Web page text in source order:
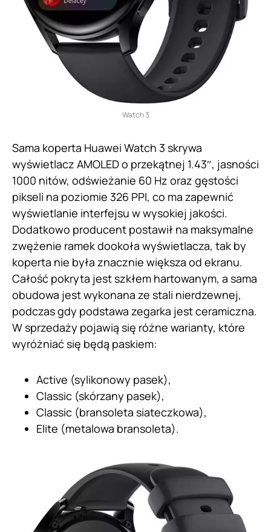
Watch 3
Sama koperta Huawei Watch 3 skrywa
wyświetlacz AMOLED o przekątnej 1.43″, jasności
1000 nitów, odświeżanie 60 Hz oraz gęstości
pikseli na poziomie 326 PPI, co ma zapewnić
wyświetlanie interfejsu w wysokiej jakości.
Dodatkowo producent postawił na maksymalne
zwężenie ramek dookoła wyświetlacza, tak by
koperta nie była znacznie większa od ekranu.
Całość pokryta jest szkłem hartowanym, a sama
obudowa jest wykonana ze stali nierdzewnej,
podczas gdy podstawa zegarka jest ceramiczna.
W sprzedaży pojawią się różne warianty, które
wyróżniać się będą paskiem:
Active (sylikonowy pasek),
Classic (skórzany pasek),
Classic (bransoleta siateczkowa),
Elite (metalowa bransoleta).